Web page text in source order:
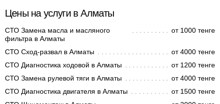
Цены на услуги в Алматы
СТО Замена масла и масляного
фильтра в Алматы
от 1000 тенге
СТО Сход-развал в Алматы
от 4000 тенге
СТО Диагностика ходовой в Алматы
от 1200 тенге
СТО Замена рулевой тяги в Алматы
от 4000 тенге
СТО Диагностика двигателя в Алматы
от 1500 тенге